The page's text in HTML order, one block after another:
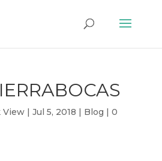
View| Jul 5, 2018 | Blog | 0